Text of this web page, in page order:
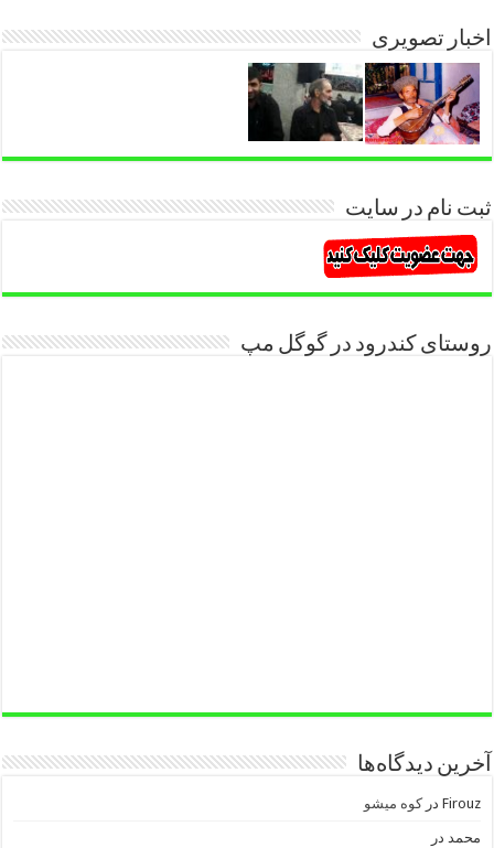
اخبار تصویری
ثبت نام در سایت
روستای کندرود در گوگل مپ
آخرین دیدگاه‌ها
Firouz درکوه میشو
محمد در